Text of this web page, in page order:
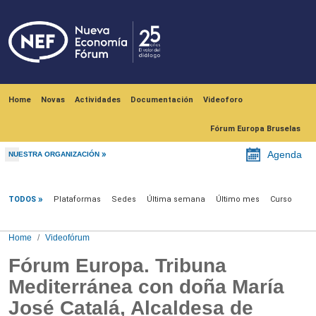
Home Novas Actividades Documentación Videoforo
Fórum Europa Bruselas
NUESTRA ORGANIZACIÓN Agenda
TODOS Plataformas Sedes Última semana Último mes Curso
Home Videofórum
Fórum Europa. Tribuna
Mediterránea con doña María
José Catalá, Alcaldesa de